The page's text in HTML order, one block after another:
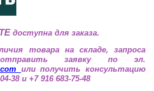
доступна для заказа.
товара на складе, запроса
заявку по эл.
или получить консультацию
38 и +7 916 683-75-48